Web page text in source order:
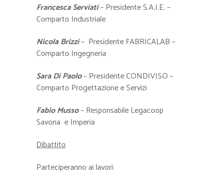
Francesca Serviati– Presidente S.A.I.E. –
Comparto Industriale
Nicola Brizzi– Presidente FABRICALAB –
Comparto Ingegneria
Sara Di Paolo– Presidente CONDIVISO –
Comparto Progettazione e Servizi
Fabio Musso– Responsabile Legacoop
Savona e Imperia
Dibattito
Parteciperanno ai lavori: